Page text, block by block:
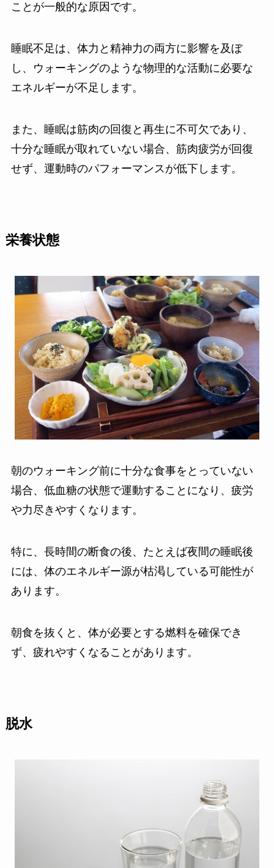
ことが一般的な原因です。
睡眠不足は、体力と精神力の両方に影響を及ぼ
し、ウォーキングのような物理的な活動に必要な
エネルギーが不足します。
また、睡眠は筋肉の回復と再生に不可欠であり、
十分な睡眠が取れていない場合、筋肉疲労が回復
せず、運動時のパフォーマンスが低下します。
栄養状態
朝のウォーキング前に十分な食事をとっていない
場合、低血糖の状態で運動することになり、疲労
や力尽きやすくなります。
特に、長時間の断食の後、たとえば夜間の睡眠後
には、体のエネルギー源が枯渇している可能性が
あります。
朝食を抜くと、体が必要とする燃料を確保でき
ず、疲れやすくなることがあります。
脱水